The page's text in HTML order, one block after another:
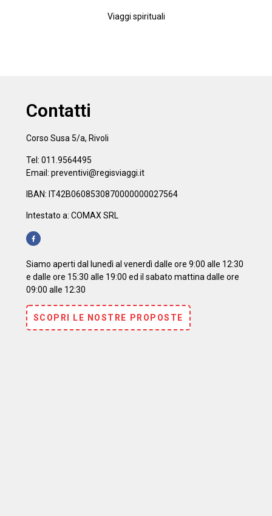
Viaggi spirituali
Contatti
Corso Susa 5/a, Rivoli
Tel: 011.9564495
Email: preventivi@regisviaggi.it
IBAN: IT42B0608530870000000027564
Intestato a: COMAX SRL
Siamo aperti dal lunedì al venerdì dalle ore 9:00 alle 12:30
e dalle ore 15:30 alle 19:00 ed il sabato mattina dalle ore
09:00 alle 12:30
SCOPRI LE NOSTRE PROPOSTE